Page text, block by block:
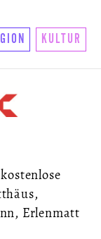
KULTUR
Erlenmatt